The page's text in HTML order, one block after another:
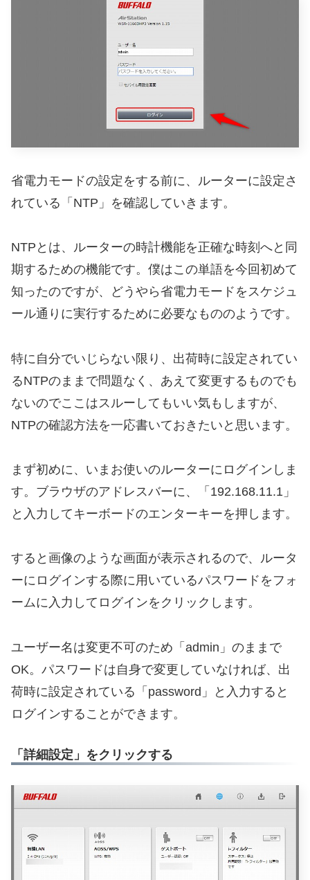
省電力モードの設定をする前に、ルーターに設定さ
れている「NTP」を確認していきます。
NTPとは、ルーターの時計機能を正確な時刻へと同
期するための機能です。僕はこの単語を今回初めて
知ったのですが、どうやら省電力モードをスケジュ
ール通りに実行するために必要なもののようです。
特に自分でいじらない限り、出荷時に設定されてい
るNTPのままで問題なく、あえて変更するものでも
ないのでここはスルーしてもいい気もしますが、
NTPの確認方法を一応書いておきたいと思います。
まず初めに、いまお使いのルーターにログインしま
す。ブラウザのアドレスバーに、「192.168.11.1」
と入力してキーボードのエンターキーを押します。
すると画像のような画面が表示されるので、ルータ
ーにログインする際に用いているパスワードをフォ
ームに入力してログインをクリックします。
ユーザー名は変更不可のため「admin」のままで
OK。パスワードは自身で変更していなければ、出
荷時に設定されている「password」と入力すると
ログインすることができます。
「詳細設定」をクリックする